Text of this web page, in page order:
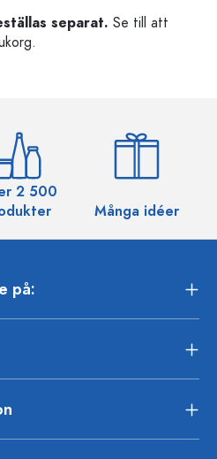
separat. Se till att
2 500
Många idéer
på: